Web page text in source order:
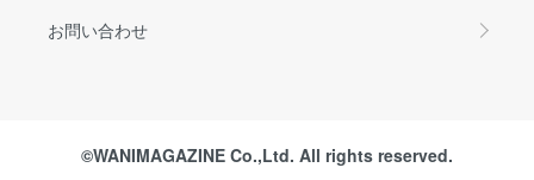
お問い合わせ
©WANIMAGAZINE Co.,Ltd. All rights reserved.